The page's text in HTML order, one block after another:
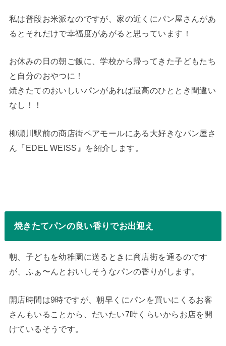
私は普段お米派なのですが、家の近くにパン屋さんがあ
るとそれだけで幸福度があがると思っています！
お休みの日の朝ご飯に、学校から帰ってきた子どもたち
と自分のおやつに！
焼きたてのおいしいパンがあれば最高のひととき間違い
なし！！
柳瀬川駅前の商店街ペアモールにある大好きなパン屋さ
ん『EDEL WEISS』を紹介します。
焼きたてパンの良い香りでお出迎え
朝、子どもを幼稚園に送るときに商店街を通るのです
が、ふぁ〜んとおいしそうなパンの香りがします。
開店時間は9時ですが、朝早くにパンを買いにくるお客
さんもいることから、だいたい7時くらいからお店を開
けているそうです。